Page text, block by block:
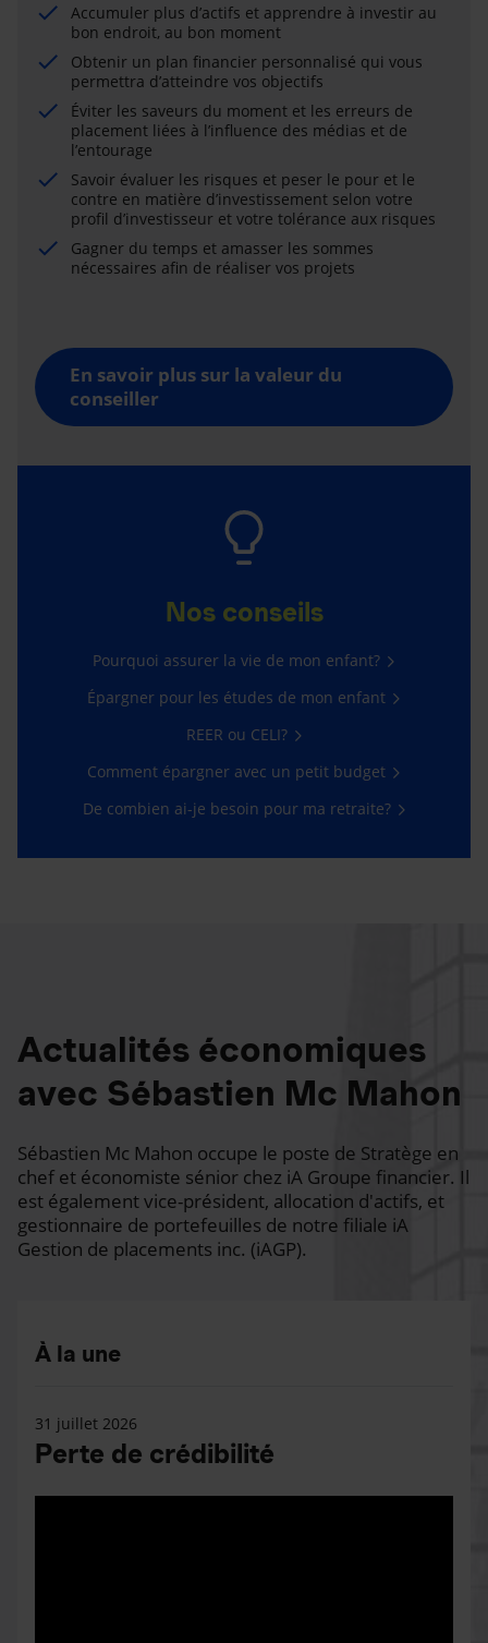
Accumuler plus d’actifs et apprendre à investir au
bon endroit, au bon moment
Obtenir un plan financier personnalisé qui vous
permettra d’atteindre vos objectifs
Éviter les saveurs du moment et les erreurs de
placement liées à l’influence des médias et de
l’entourage
Savoir évaluer les risques et peser le pour et le
contre en matière d’investissement selon votre
profil d’investisseur et votre tolérance aux risques
Gagner du temps et amasser les sommes
nécessaires afin de réaliser vos projets
En savoir plus sur la valeur du
conseiller
Nos conseils
Pourquoi assurer la vie de mon enfant?
Épargner pour les études de mon enfant
REER ou CELI?
Comment épargner avec un petit budget
De combien ai-je besoin pour ma retraite?
Actualités économiques
avec Sébastien Mc Mahon
Sébastien Mc Mahon occupe le poste de Stratège en
chef et économiste sénior chez iA Groupe financier. Il
est également vice-président, allocation d'actifs, et
gestionnaire de portefeuilles de notre filiale iA
Gestion de placements inc. (iAGP).
À la une
31 juillet 2026
Perte de crédibilité